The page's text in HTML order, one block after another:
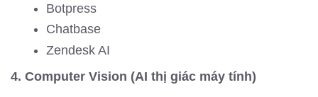
Botpress
Chatbase
Zendesk AI
4. Computer Vision (AI thị giác máy tính)